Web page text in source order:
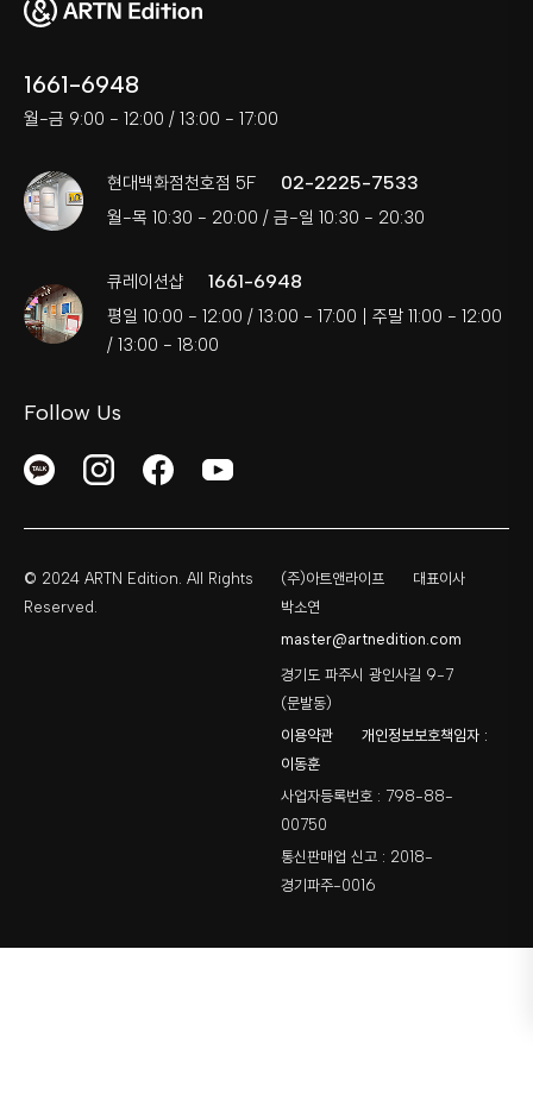
1661-6948
월-금 9:00 - 12:00 / 13:00 - 17:00
현대백화점천호점 5F 02-2225-7533
월-목 10:30 - 20:00 / 금-일 10:30 - 20:30
큐레이션샵 1661-6948
평일 10:00 - 12:00 / 13:00 - 17:00 | 주말 11:00 - 12:00
/ 13:00 - 18:00
Follow Us
© 2024 ARTN Edition. All Rights
Reserved.
(주)아트앤라이프
대표이사
박소연
master@artnedition.com
경기도 파주시 광인사길 9-7
(문발동)
이용약관
개인정보보호책임자 :
이동훈
사업자등록번호 : 798-88-
00750
통신판매업 신고 : 2018-
경기파주-0016